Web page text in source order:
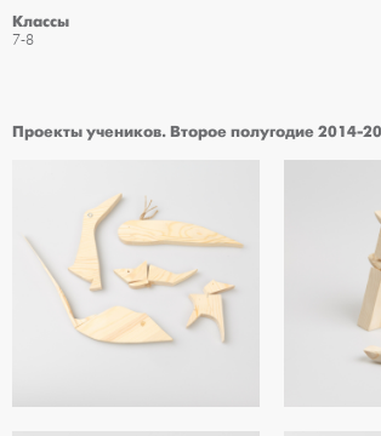
Классы
7-8
Проекты учеников. Второе полугодие 2014-